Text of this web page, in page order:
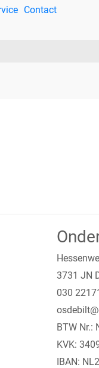
Contact
3731 JN
030
BTW Nr.:
KVK:
IBAN: